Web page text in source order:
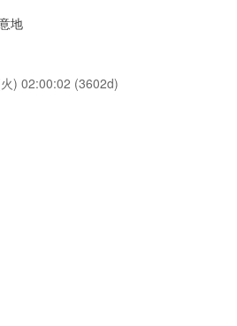
地
) 02:00:02 (3602d)